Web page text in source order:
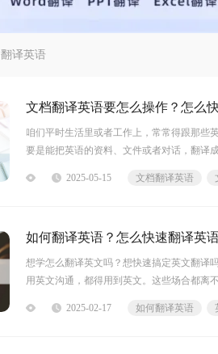
翻译英语
文档翻译英语要怎么操作？怎么
咱们平时生活里或者工作上，常常得跟那些
要是能把英语的资料、文件或者对话，翻译
用翻译工具，简单的几个步骤几分钟内就
2025-05-15 文档翻译英语
如何翻译英语？怎么快速翻译英
想学怎么翻译英文吗？想快速搞定英文翻译
用英文沟通，都得用到英文。这些场合都离
译变得轻松多了。那么，具体怎么操作呢
2025-02-17 如何翻译英语